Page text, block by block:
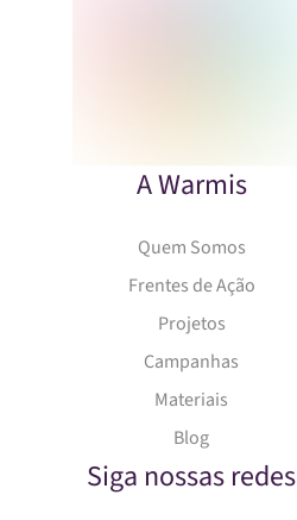
A Warmis
Quem Somos
Frentes de Ação
Projetos
Campanhas
Materiais
Blog
Siga nossas redes